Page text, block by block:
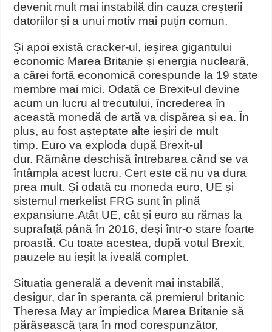
devenit mult mai instabilă din cauza creșterii
datoriilor și a unui motiv mai puțin comun.
Și apoi există cracker-ul, ieșirea gigantului
economic Marea Britanie și energia nucleară,
a cărei forță economică corespunde la 19 state
membre mai mici. Odată ce Brexit-ul devine
acum un lucru al trecutului, încrederea în
această monedă de artă va dispărea și ea. În
plus, au fost așteptate alte ieșiri de mult
timp. Euro va exploda după Brexit-ul
dur. Rămâne deschisă întrebarea când se va
întâmpla acest lucru. Cert este că nu va dura
prea mult. Și odată cu moneda euro, UE și
sistemul merkelist FRG sunt în plină
expansiune.Atât UE, cât și euro au rămas la
suprafață până în 2016, deși într-o stare foarte
proastă. Cu toate acestea, după votul Brexit,
pauzele au ieșit la iveală complet.
Situația generală a devenit mai instabilă,
desigur, dar în speranța că premierul britanic
Theresa May ar împiedica Marea Britanie să
părăsească țara în mod corespunzător,